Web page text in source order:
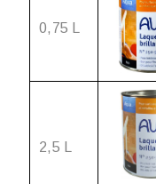
0,75 L
2,5 L